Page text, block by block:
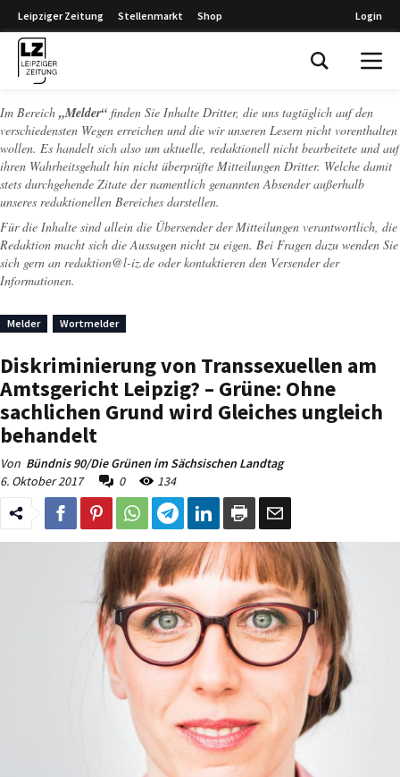
Leipziger Zeitung Stellenmarkt Shop Login
Im Bereich „Melder“ finden Sie Inhalte Dritter, die uns tagtäglich auf den
verschiedensten Wegen erreichen und die wir unseren Lesern nicht vorenthalten
wollen. Es handelt sich also um aktuelle, redaktionell nicht bearbeitete und auf
ihren Wahrheitsgehalt hin nicht überprüfte Mitteilungen Dritter. Welche damit
stets durchgehende Zitate der namentlich genannten Absender außerhalb
unseres redaktionellen Bereiches darstellen.
Für die Inhalte sind allein die Übersender der Mitteilungen verantwortlich, die
Redaktion macht sich die Aussagen nicht zu eigen. Bei Fragen dazu wenden Sie
sich gern an redaktion@l-iz.de oder kontaktieren den Versender der
Informationen.
Melder Wortmelder
Diskriminierung von Transsexuellen am
Amtsgericht Leipzig? – Grüne: Ohne
sachlichen Grund wird Gleiches ungleich
behandelt
Von Bündnis 90/Die Grünen im Sächsischen Landtag
6. Oktober 2017
0 134